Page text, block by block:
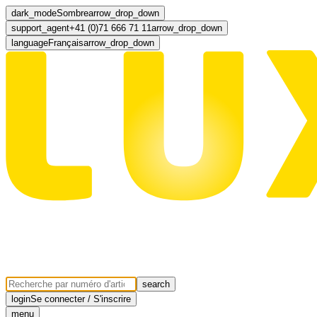
dark_modeSombrearrow_drop_down
support_agent+41 (0)71 666 71 11arrow_drop_down
languageFrançaisarrow_drop_down
search
loginSe connecter / S'inscrire
menu